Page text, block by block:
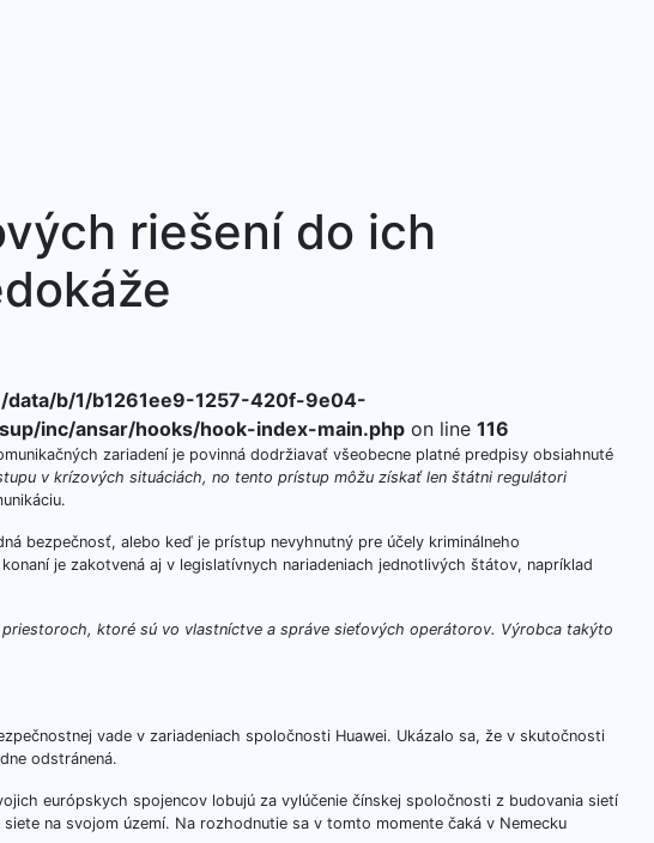
riešení do ich
/data/b/1/b1261ee9-1257-420f-9e04-
inc/ansar/hooks/hook-index-main.php on line 116
zariadení je povinná dodržiavať všeobecne platné predpisy obsiahnuté
v krízových situáciách, no tento prístup môžu získať len štátni regulátori
bezpečnosť, alebo keď je prístup nevyhnutný pre účely kriminálneho
je zakotvená aj v legislatívnych nariadeniach jednotlivých štátov, napríklad
ktoré sú vo vlastníctve a správe sieťových operátorov. Výrobca takýto
vade v zariadeniach spoločnosti Huawei. Ukázalo sa, že v skutočnosti
odstránená.
európskych spojencov lobujú za vylúčenie čínskej spoločnosti z budovania sietí
na svojom území. Na rozhodnutie sa v tomto momente čaká v Nemecku